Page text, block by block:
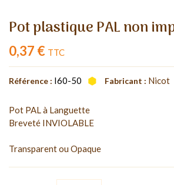
Pot plastique PAL non
0,37 € TTC
Référence : I60-50 Fabricant : Nicot
Pot PAL à Languette
Breveté INVIOLABLE
Transparent ou Opaque